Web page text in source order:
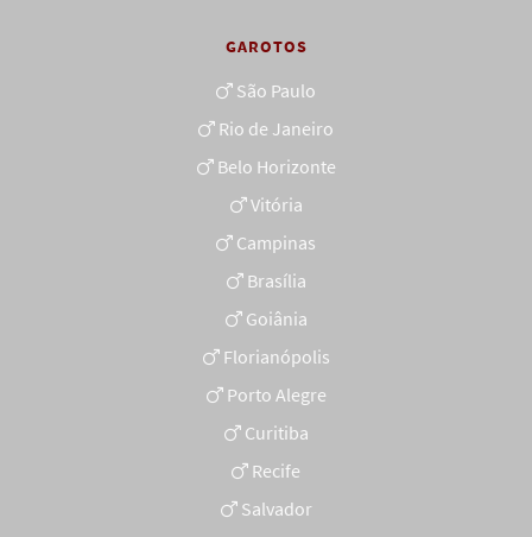
GAROTOS
São Paulo
Rio de Janeiro
Belo Horizonte
Vitória
Campinas
Brasília
Goiânia
Florianópolis
Porto Alegre
Curitiba
Recife
Salvador